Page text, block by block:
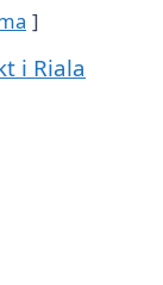
i Riala